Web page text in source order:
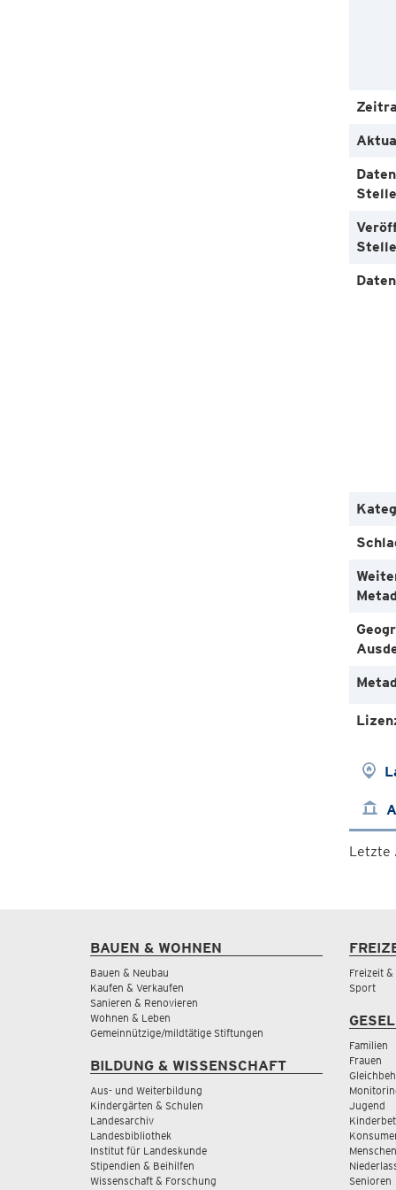
Stelle
Stelle
Letzte
BAUEN & WOHNEN
Bauen & Neubau
Kaufen & Verkaufen
Sanieren & Renovieren
Wohnen & Leben
Gemeinnützige/mildtätige Stiftungen
BILDUNG & WISSENSCHAFT
Aus- und Weiterbildung
Kindergärten & Schulen
Landesarchiv
Landesbibliothek
Institut für Landeskunde
Stipendien & Beihilfen
Wissenschaft & Forschung
Freizeit
Sport
Familien
Frauen
Jugend
Senioren